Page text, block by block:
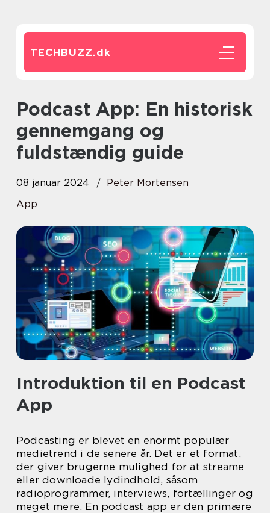
TECHBUZZ.dk
Podcast App: En historisk
gennemgang og
fuldstændig guide
08 januar 2024
Peter Mortensen
App
Introduktion til en Podcast
App
Podcasting er blevet en enormt populær
medietrend i de senere år. Det er et format,
der giver brugerne mulighed for at streame
eller downloade lydindhold, såsom
radioprogrammer, interviews, fortællinger og
meget mere. En podcast app er den primære